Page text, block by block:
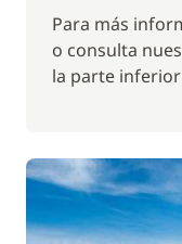
DÍA 5 : La
Tu crucero
una navegación
transparentes y
formadas entre
natural! Solo se
Para más
o consulta
la parte